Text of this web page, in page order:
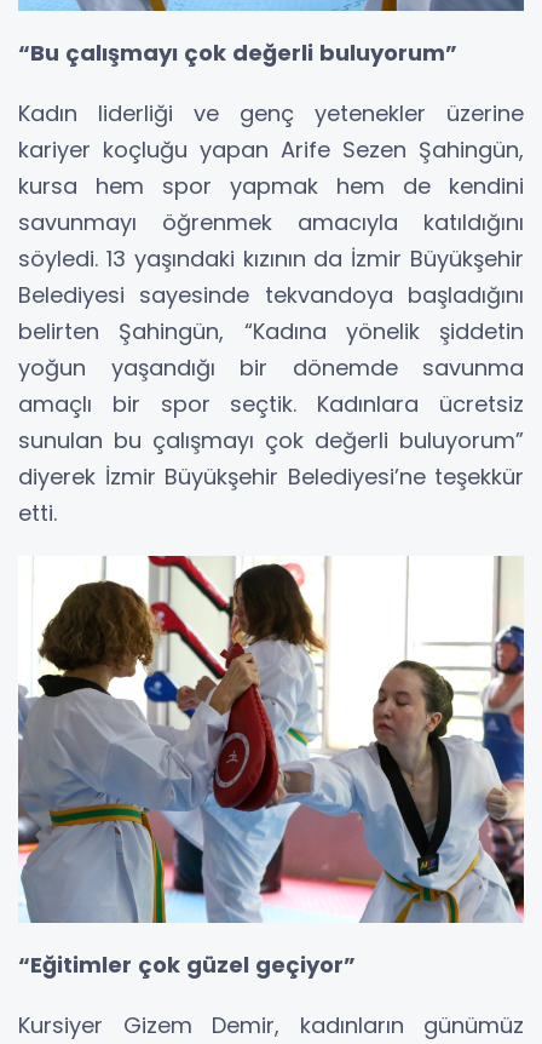
“Bu çalışmayı çok değerli buluyorum”
Kadın liderliği ve genç yetenekler üzerine
kariyer koçluğu yapan Arife Sezen Şahingün,
kursa hem spor yapmak hem de kendini
savunmayı öğrenmek amacıyla katıldığını
söyledi. 13 yaşındaki kızının da İzmir Büyükşehir
Belediyesi sayesinde tekvandoya başladığını
belirten Şahingün, “Kadına yönelik şiddetin
yoğun yaşandığı bir dönemde savunma
amaçlı bir spor seçtik. Kadınlara ücretsiz
sunulan bu çalışmayı çok değerli buluyorum”
diyerek İzmir Büyükşehir Belediyesi’ne teşekkür
etti.
“Eğitimler çok güzel geçiyor”
Kursiyer Gizem Demir, kadınların günümüz